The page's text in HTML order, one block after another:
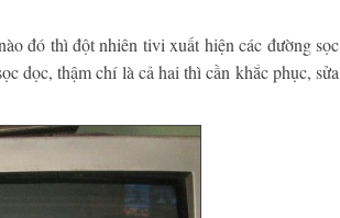
đó thì đột nhiên tivi xuất hiện các đường sọc
dọc, thậm chí là cả hai thì cần khắc phục, sửa